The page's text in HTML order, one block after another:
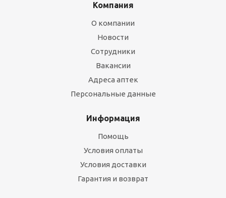
Компания
О компании
Новости
Сотрудники
Вакансии
Адреса аптек
Персональные данные
Информация
Помощь
Условия оплаты
Условия доставки
Гарантия и возврат